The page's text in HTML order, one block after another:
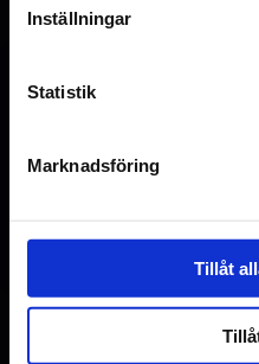
Inställningar
Statistik
Marknadsföring
Tillåt
Den här
June 2026.